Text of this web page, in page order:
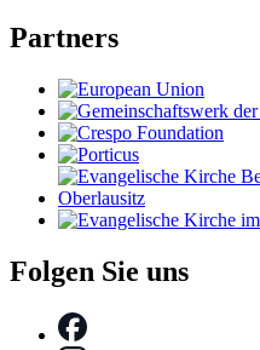
Partners
Folgen Sie uns